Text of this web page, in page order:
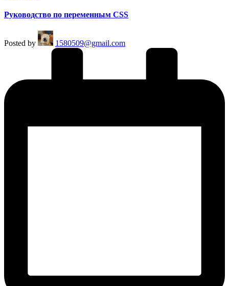
Руководство по переменным CSS
Posted by 1580509@gmail.com